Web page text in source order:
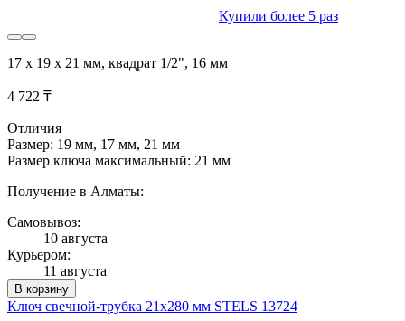
Купили более 5 раз
17 х 19 х 21 мм, квадрат 1/2", 16 мм
4 722 ₸
Отличия
Размер: 19 мм, 17 мм, 21 мм
Размер ключа максимальный: 21 мм
Получение в Алматы:
Самовывоз:
10 августа
Курьером:
11 августа
В корзину
Ключ свечной-трубка 21х280 мм STELS 13724